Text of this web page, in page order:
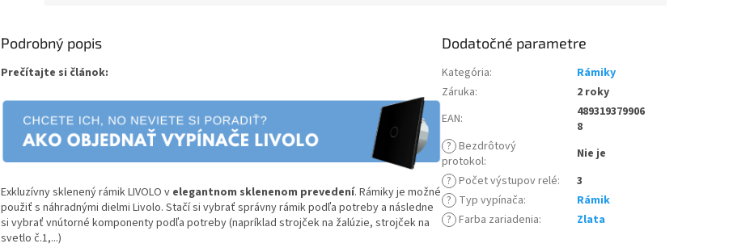
Podrobný popis
Prečítajte si článok:
Exkluzívny sklenený rámik LIVOLO v elegantnom sklenenom prevedení. Rámiky je možné
použiť s náhradnými dielmi Livolo. Stačí si vybrať správny rámik podľa potreby a následne
si vybrať vnútorné komponenty podľa potreby (napríklad strojček na žalúzie, strojček na
svetlo č.1,...)
Dodatočné parametre
Kategória:
Rámiky
Záruka:
2 roky
EAN:
489319379906
8
? Bezdrôtový
protokol:
Nie je
? Počet výstupov relé:
3
? Typ vypínača:
Rámik
? Farba zariadenia: Zlata